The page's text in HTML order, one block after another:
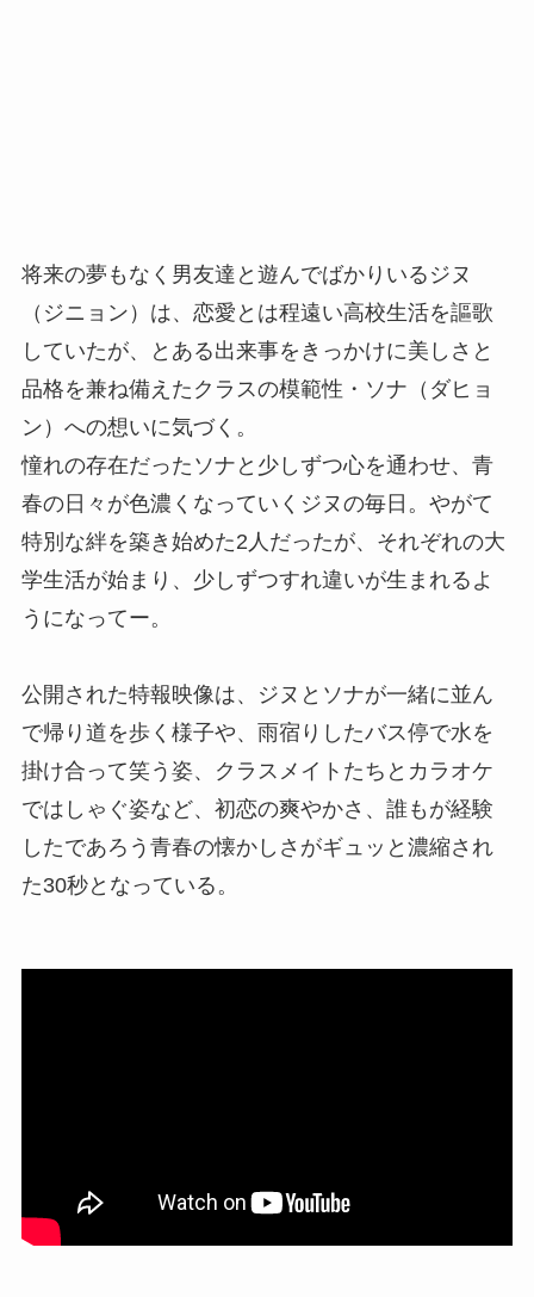
将来の夢もなく男友達と遊んでばかりいるジヌ
（ジニョン）は、恋愛とは程遠い高校生活を謳歌
していたが、とある出来事をきっかけに美しさと
品格を兼ね備えたクラスの模範性・ソナ（ダヒョ
ン）への想いに気づく。
憧れの存在だったソナと少しずつ心を通わせ、青
春の日々が色濃くなっていくジヌの毎日。やがて
特別な絆を築き始めた2人だったが、それぞれの大
学生活が始まり、少しずつすれ違いが生まれるよ
うになってー。
公開された特報映像は、ジヌとソナが一緒に並ん
で帰り道を歩く様子や、雨宿りしたバス停で水を
掛け合って笑う姿、クラスメイトたちとカラオケ
ではしゃぐ姿など、初恋の爽やかさ、誰もが経験
したであろう青春の懐かしさがギュッと濃縮され
た30秒となっている。